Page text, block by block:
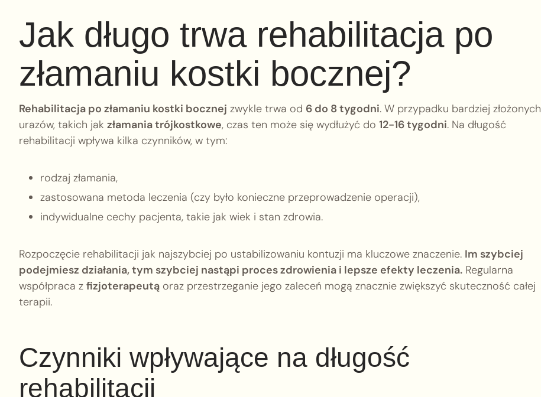
Jak długo trwa rehabilitacja po
złamaniu kostki bocznej?
Rehabilitacja po złamaniu kostki bocznej zwykle trwa od 6 do 8 tygodni. W przypadku bardziej złożonych
urazów, takich jak złamania trójkostkowe, czas ten może się wydłużyć do 12-16 tygodni. Na długość
rehabilitacji wpływa kilka czynników, w tym:
rodzaj złamania,
zastosowana metoda leczenia (czy było konieczne przeprowadzenie operacji),
indywidualne cechy pacjenta, takie jak wiek i stan zdrowia.
Rozpoczęcie rehabilitacji jak najszybciej po ustabilizowaniu kontuzji ma kluczowe znaczenie. Im szybciej
podejmiesz działania, tym szybciej nastąpi proces zdrowienia i lepsze efekty leczenia. Regularna
współpraca z fizjoterapeutą oraz przestrzeganie jego zaleceń mogą znacznie zwiększyć skuteczność całej
terapii.
Czynniki wpływające na długość
rehabilitacji